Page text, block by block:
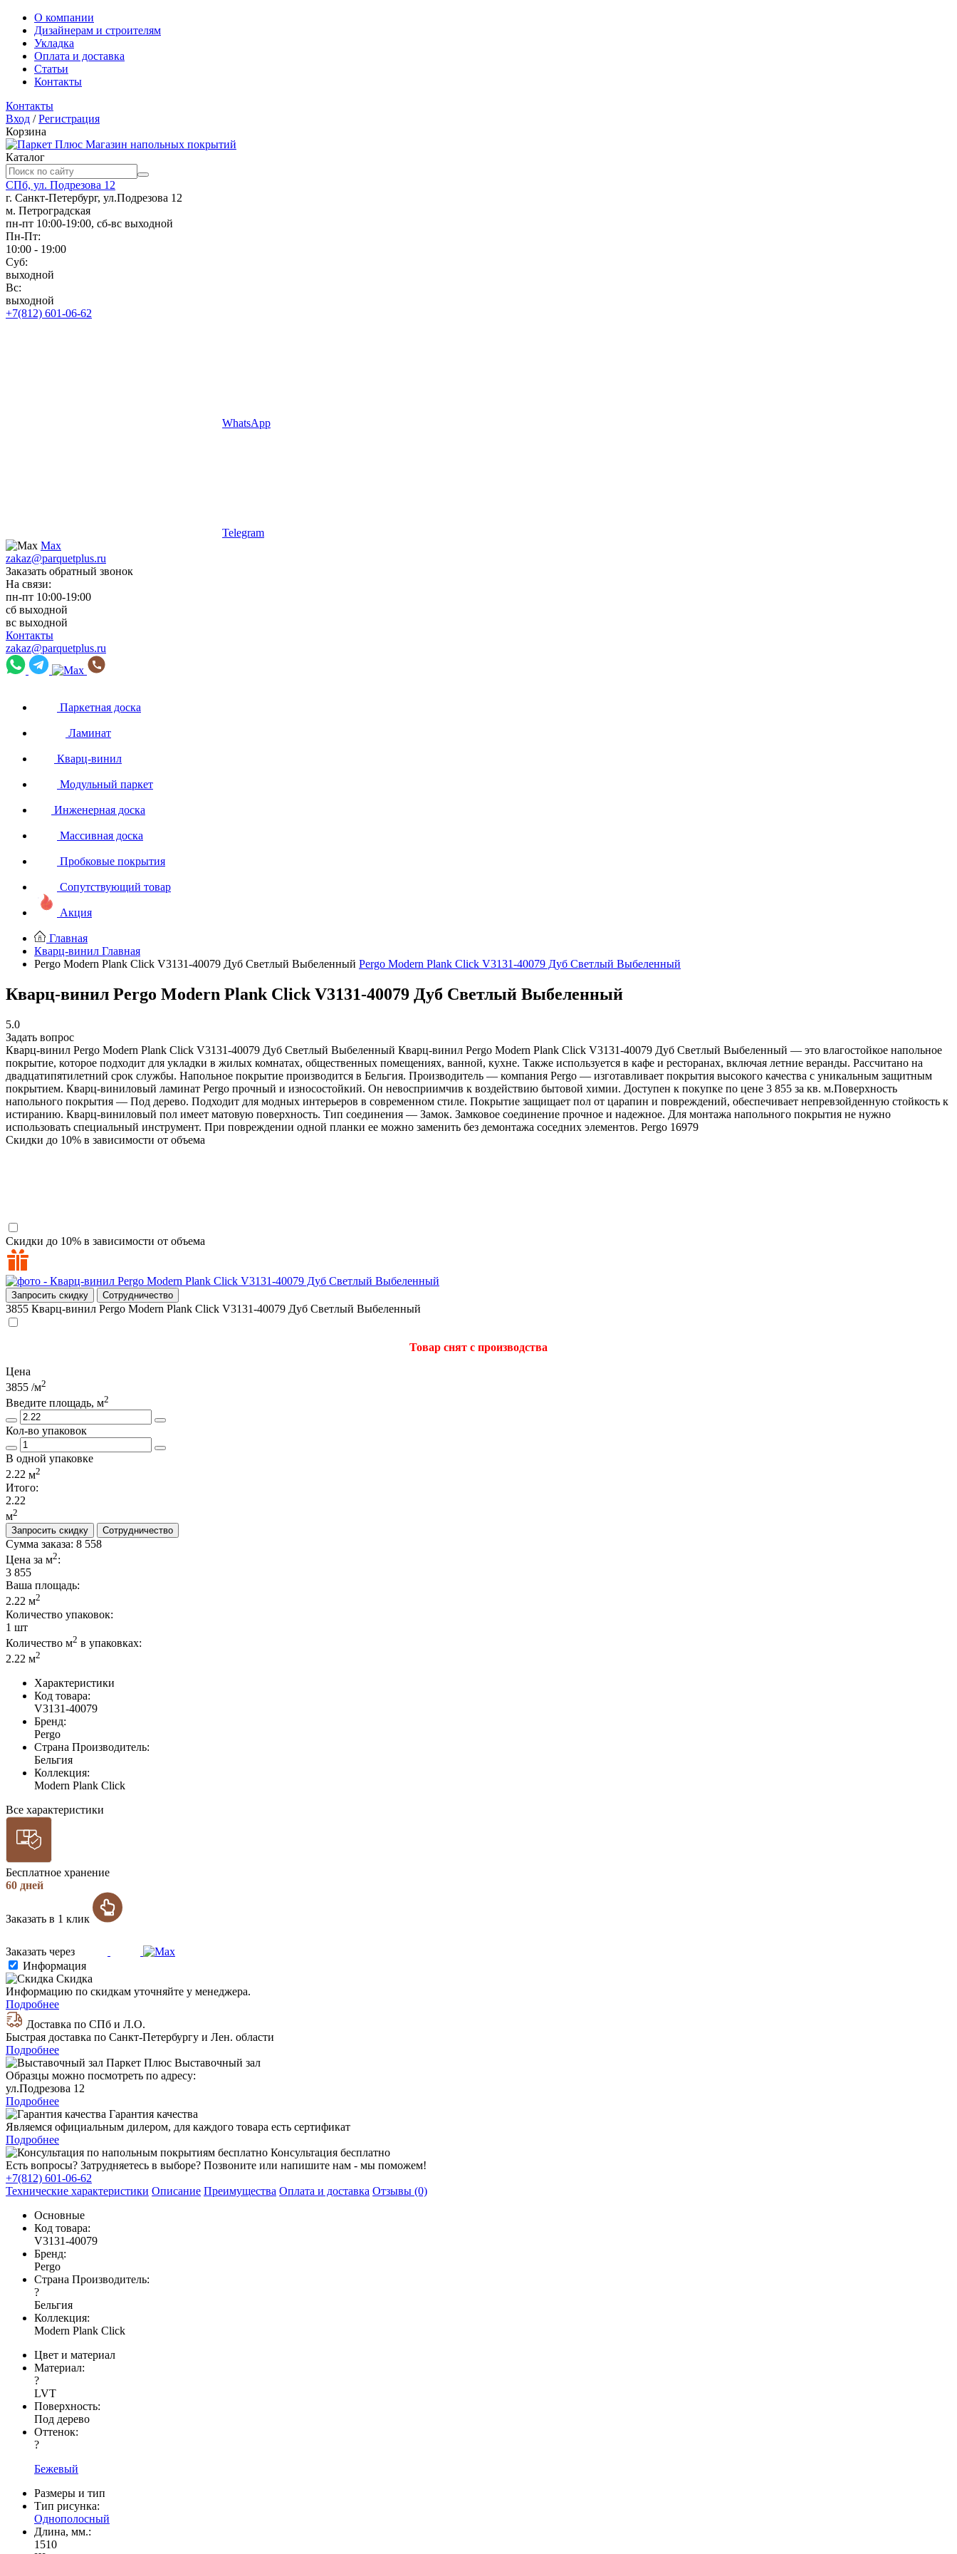
О компании
Дизайнерам и строителям
Укладка
Оплата и доставка
Статьи
Контакты
Контакты
Вход /Регистрация
Корзина
Магазин напольных покрытий
Каталог
СПб, ул. Подрезова 12
г. Санкт-Петербург, ул.Подрезова 12
м. Петроградская
пн-пт 10:00-19:00, сб-вс выходной
Пн-Пт:
10:00 - 19:00
Суб:
выходной
Вс:
выходной
+7(812) 601-06-62
WhatsApp
Telegram
Max
zakaz@parquetplus.ru
Заказать обратный звонок
На связи:
пн-пт 10:00-19:00
сб выходной
вс выходной
Контакты
zakaz@parquetplus.ru
Паркетная доска
Ламинат
Кварц-винил
Модульный паркет
Инженерная доска
Массивная доска
Пробковые покрытия
Сопутствующий товар
Акция
Главная
Кварц-винил Главная
Pergo Modern Plank Click V3131-40079 Дуб Светлый Выбеленный Pergo Modern Plank Click V3131-40079 Дуб Светлый Выбеленный
Кварц-винил Pergo Modern Plank Click V3131-40079 Дуб Светлый Выбеленный
5.0
Задать вопрос
Кварц-винил Pergo Modern Plank Click V3131-40079 Дуб Светлый Выбеленный Кварц-винил Pergo Modern Plank Click V3131-40079 Дуб Светлый Выбеленный — это влагостойкое напольное
покрытие, которое подходит для укладки в жилых комнатах, общественных помещениях, ванной, кухне. Также используется в кафе и ресторанах, включая летние веранды. Рассчитано на
двадцатипятилетний срок службы. Напольное покрытие производится в Бельгия. Производитель — компания Pergo — изготавливает покрытия высокого качества с уникальным защитным
покрытием. Кварц-виниловый ламинат Pergo прочный и износостойкий. Он невосприимчив к воздействию бытовой химии. Доступен к покупке по цене 3 855 за кв. м.Поверхность
напольного покрытия — Под дерево. Подходит для модных интерьеров в современном стиле. Покрытие защищает пол от царапин и повреждений, обеспечивает непревзойденную стойкость к
истиранию. Кварц-виниловый пол имеет матовую поверхность. Тип соединения — Замок. Замковое соединение прочное и надежное. Для монтажа напольного покрытия не нужно
использовать специальный инструмент. При повреждении одной планки ее можно заменить без демонтажа соседних элементов. Pergo 16979
Скидки до 10% в зависимости от объема
Скидки до 10% в зависимости от объема
Запросить скидку Сотрудничество
3855 Кварц-винил Pergo Modern Plank Click V3131-40079 Дуб Светлый Выбеленный
Товар снят с производства
Цена
3855 /м2
Введите площадь, м2
Кол-во упаковок
В одной упаковке
2.22 м2
Итого:
2.22
м2
Запросить скидку
Сотрудничество
Сумма заказа: 8 558
Цена за м2:
3 855
Ваша площадь:
2.22 м2
Количество упаковок:
1 шт
Количество м2 в упаковках:
2.22 м2
Характеристики
Код товара:
V3131-40079
Бренд:
Pergo
Страна Производитель:
Бельгия
Коллекция:
Modern Plank Click
Все характеристики
Бесплатное хранение
60 дней
Заказать в 1 клик
Заказать через
Информация
Скидка
Информацию по скидкам уточняйте у менеджера.
Подробнее
Доставка по СПб и Л.О.
Быстрая доставка по Санкт-Петербургу и Лен. области
Подробнее
Выставочный зал
Образцы можно посмотреть по адресу:
ул.Подрезова 12
Подробнее
Гарантия качества
Являемся официальным дилером, для каждого товара есть сертификат
Подробнее
Консультация бесплатно
Есть вопросы? Затрудняетесь в выборе? Позвоните или напишите нам - мы поможем!
+7(812) 601-06-62
Технические характеристики Описание Преимущества Оплата и доставка Отзывы (0)
Основные
Код товара:
V3131-40079
Бренд:
Pergo
Страна Производитель:
?
Бельгия
Коллекция:
Modern Plank Click
Цвет и материал
Материал:
?
LVT
Поверхность:
Под дерево
Оттенок:
?
Бежевый
Размеры и тип
Тип рисунка:
Однополосный
Длина, мм.:
1510